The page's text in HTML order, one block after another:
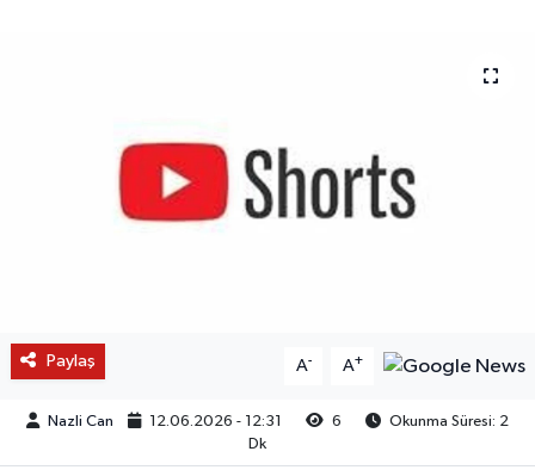
Paylaş A- A+
Nazli Can 12.06.2026 - 12:31 6
Okunma Süresi: 2
Dk